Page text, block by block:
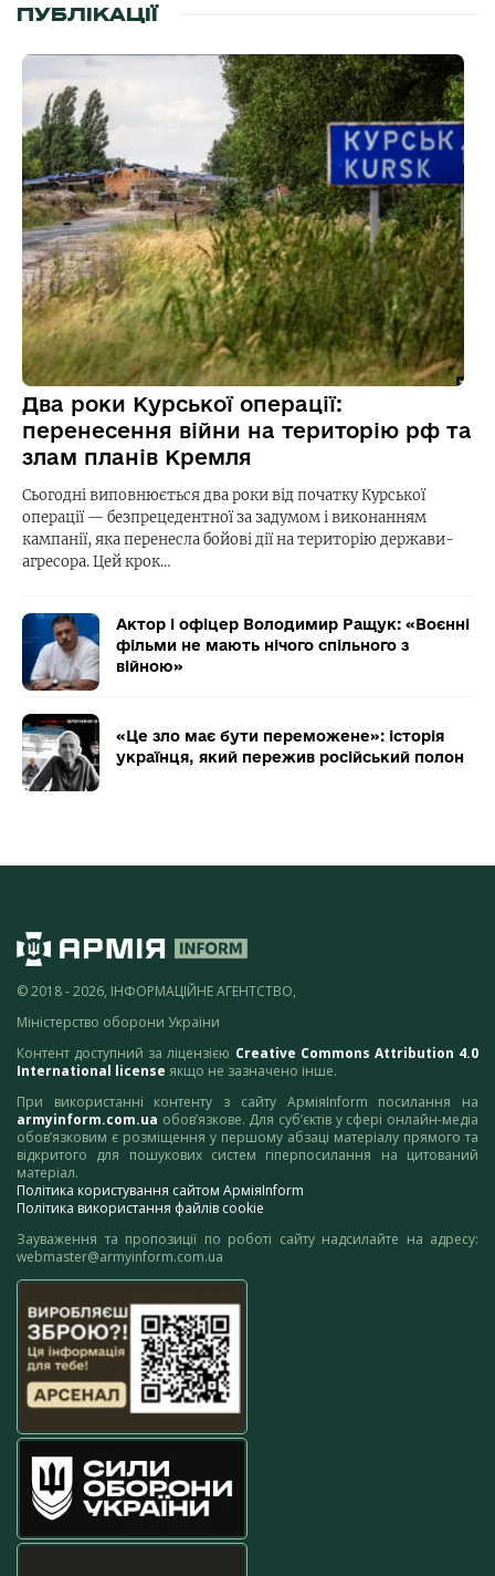
ПУБЛІКАЦІЇ
Два роки Курської операції:
перенесення війни на територію рф та
злам планів Кремля
Сьогодні виповнюється два роки від початку Курської
операції — безпрецедентної за задумом і виконанням
кампанії, яка перенесла бойові дії на територію держави-
агресора. Цей крок…
Актор і офіцер Володимир Ращук: «Воєнні
фільми не мають нічого спільного з
війною»
«Це зло має бути переможене»: історія
українця, який пережив російський полон
© 2018 - 2026, ІНФОРМАЦІЙНЕ АГЕНТСТВО,
Міністерство оборони України
Контент доступний за ліцензією Creative Commons Attribution 4.0
International license якщо не зазначено інше.
При використанні контенту з сайту АрміяInform посилання на
armyinform.com.ua обов’язкове. Для суб’єктів у сфері онлайн-медіа
обов’язковим є розміщення у першому абзаці матеріалу прямого та
відкритого для пошукових систем гіперпосилання на цитований
матеріал.
Політика користування сайтом АрміяInform
Політика використання файлів cookie
Зауваження та пропозиції по роботі сайту надсилайте на адресу:
webmaster@armyinform.com.ua